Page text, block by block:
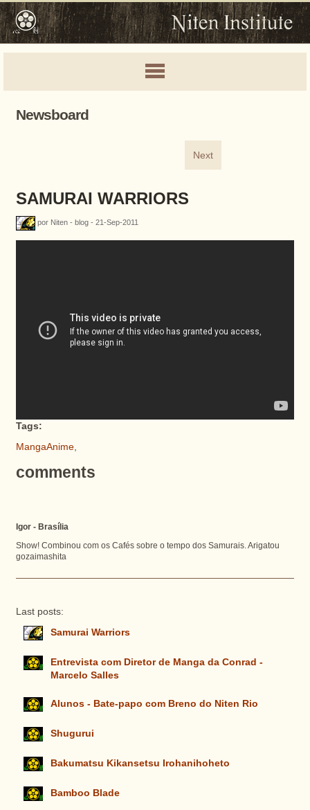
Newsboard
Next
SAMURAI WARRIORS
por Niten - blog - 21-Sep-2011
Tags:
MangaAnime,
comments
Igor - Brasília
Show! Combinou com os Cafés sobre o tempo dos Samurais. Arigatou
gozaimashita
Last posts:
Samurai Warriors
Entrevista com Diretor de Manga da Conrad -
Marcelo Salles
Alunos - Bate-papo com Breno do Niten Rio
Shugurui
Bakumatsu Kikansetsu Irohanihoheto
Bamboo Blade